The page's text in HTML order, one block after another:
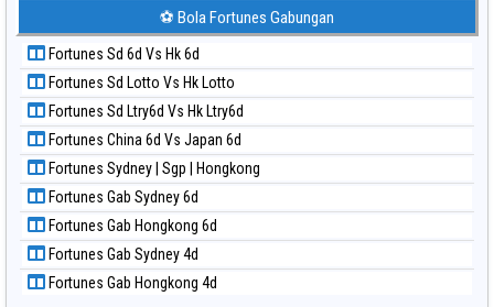
Paito Harian Korea
Paito Harian Kuda Lari
Paito Harian Magnum Cambodia
Paito Harian Nagoya
Paito Harian New York Midday
Paito Harian North Carolina Day
Paito Harian Pcso
Paito Harian Pennsylvania Day
Paito Harian Sao Paulo
Paito Harian Singapore
Paito Harian Sydney
⚽ Bola Fortunes Gabungan
Fortunes Sd 6d Vs Hk 6d
Fortunes Sd Lotto Vs Hk Lotto
Fortunes Sd Ltry6d Vs Hk Ltry6d
Fortunes China 6d Vs Japan 6d
Fortunes Sydney | Sgp | Hongkong
Fortunes Gab Sydney 6d
Fortunes Gab Hongkong 6d
Fortunes Gab Sydney 4d
Fortunes Gab Hongkong 4d